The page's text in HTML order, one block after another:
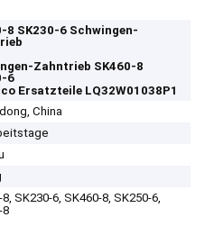
8 SK230-6 Schwingen-
Zahntrieb SK460-8
6
Ersatzteile LQ32W01038P1
China
SK230-6, SK460-8, SK250-6,
8